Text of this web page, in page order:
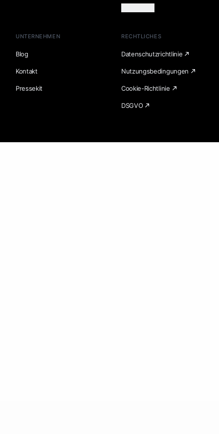
UNTERNEHMEN
Blog
Kontakt
Pressekit
RECHTLICHES
Datenschutzrichtlinie
Nutzungsbedingungen
Cookie-Richtlinie
DSGVO